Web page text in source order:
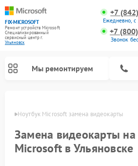
FIX-MICROSOFT
Ремонт устройств Microsoft
Специализированный
cервисный центр г.
Ульяновск
+7
Ежедневно,
+7
Звонок
Мы ремонтируем
Ноутбук Microsoft замена видеокарты
Замена видеокарты на
Microsoft в Ульяновске